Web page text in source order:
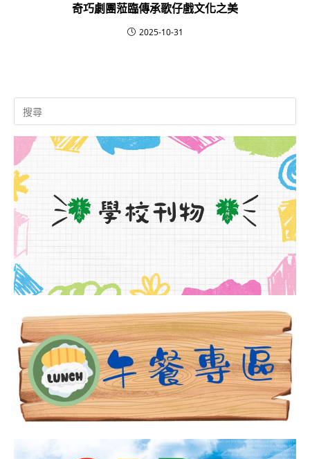
奇巧劇團蒞臨傳承歌仔戲文化之美
2025-10-31
Search
for: